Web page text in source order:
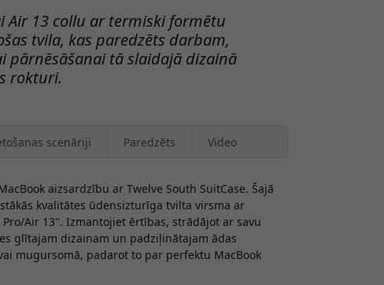
Air 13 collu ar termiski formētu
tvila, kas paredzēts darbam,
tā slaidajā dizainā
rokturi.
scenāriji Paredzēts Video
aizsardzību ar Twelve South SuitCase. Šajā
kvalitātes ūdensizturīga tvilta virsma ar
Air 13". Izmantojiet ērtības, strādājot ar savu
glītajam dizainam un padziļinātajam ādas
mugursomā, padarot to par perfektu MacBook